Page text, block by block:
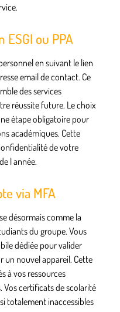
ou PPA
en suivant le lien
email de contact. Ce
des services
réussite future. Le choix
étape obligatoire pour
académiques. Cette
de votre
l année.
via MFA
désormais comme la
du groupe. Vous
dédiée pour valider
un nouvel appareil. Cette
à vos ressources
Vos certificats de scolarité
totalement inaccessibles